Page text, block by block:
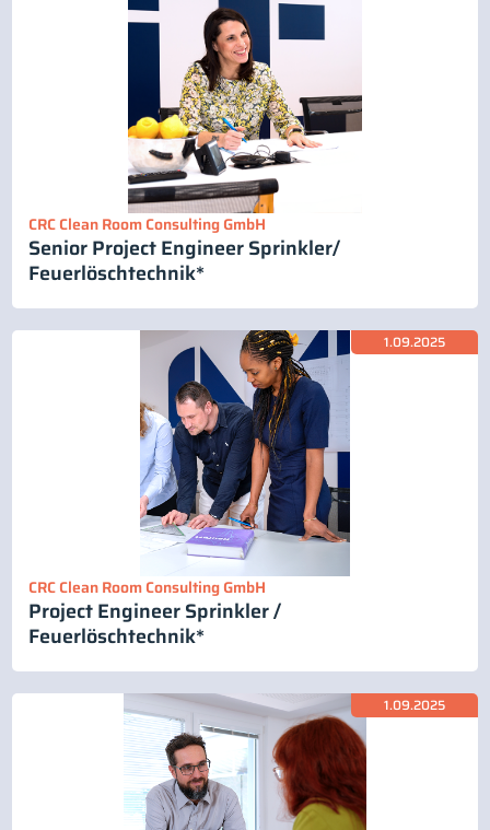
CRC Clean Room Consulting GmbH
Senior Project Engineer Sprinkler/
Feuerlöschtechnik*
1.09.2025
CRC Clean Room Consulting GmbH
Project Engineer Sprinkler /
Feuerlöschtechnik*
1.09.2025